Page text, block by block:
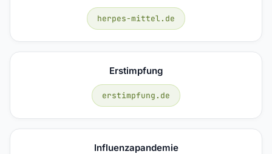
herpes-mittel.de
Erstimpfung
erstimpfung.de
Influenzapandemie